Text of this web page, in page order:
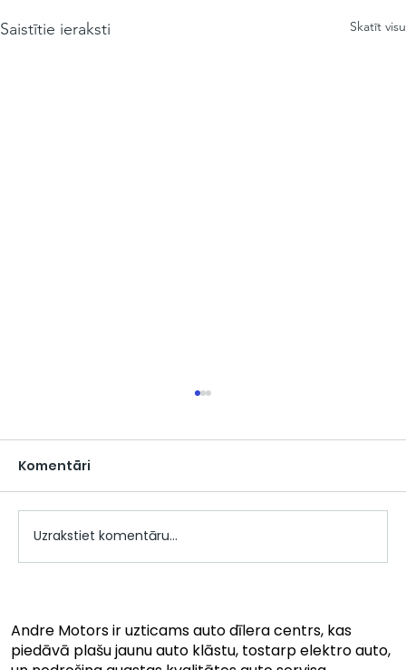
Saistītie ieraksti Skatīt visu
2024 dalībnieks
Komentāri
Uzrakstiet komentāru...
Andre Motors ir uzticams auto dīlera centrs, kas
piedāvā plašu jaunu auto klāstu, tostarp elektro auto,